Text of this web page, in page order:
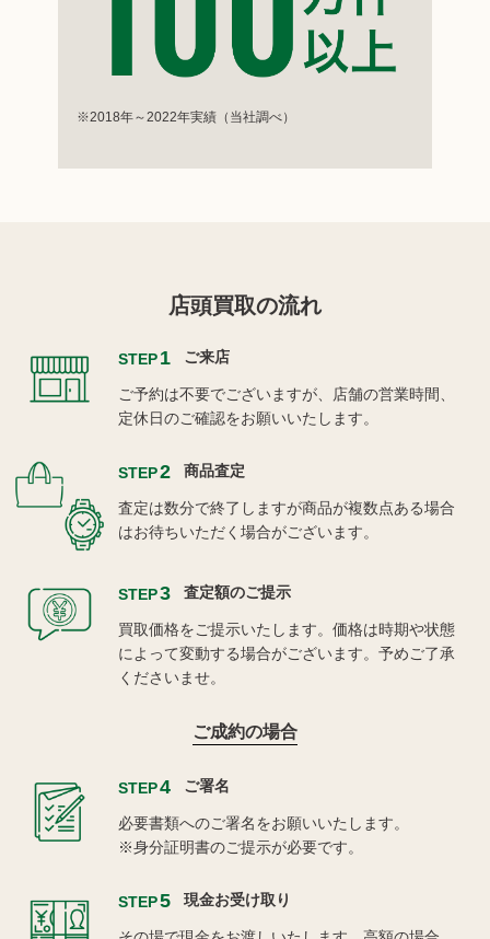
※2018年～2022年実績（当社調べ）
店頭買取の流れ
STEP1 ご来店
ご予約は不要でございますが、店舗の営業時間、
定休日のご確認をお願いいたします。
STEP2 商品査定
査定は数分で終了しますが商品が複数点ある場合
はお待ちいただく場合がございます。
STEP3 査定額のご提示
買取価格をご提示いたします。価格は時期や状態
によって変動する場合がございます。予めご了承
くださいませ。
ご成約の場合
STEP4 ご署名
必要書類へのご署名をお願いいたします。
※身分証明書のご提示が必要です。
STEP5 現金お受け取り